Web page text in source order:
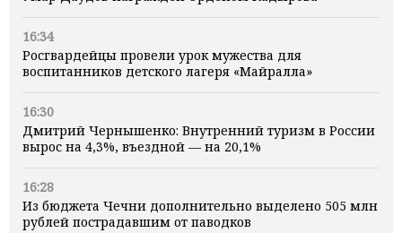
16:34
Росгвардейцы провели урок мужества для
воспитанников детского лагеря «Майралла»
16:30
Дмитрий Чернышенко: Внутренний туризм в России
вырос на 4,3%, въездной — на 20,1%
16:28
Из бюджета Чечни дополнительно выделено 505 млн
рублей пострадавшим от паводков